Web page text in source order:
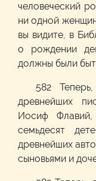
человеческий
ни одной
вы видите, в
о рождении
должны были
582
древнейших
Иосиф
семьдесят
древнейших
сыновьями и